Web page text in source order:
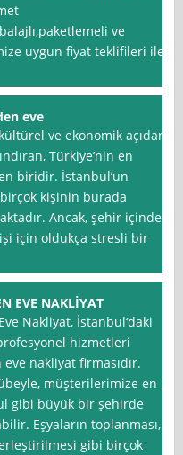
ve
uygun fiyat teklifileri ile
eve
ve ekonomik açıdan
Türkiye’nin en
biridir. İstanbul’un
kişinin burada
Ancak, şehir içinde
için oldukça stresli bir
EVE NAKLİYAT
Nakliyat, İstanbul‘daki
hizmetleri
nakliyat firmasıdır.
müşterilerimize en
gibi büyük bir şehirde
Eşyaların toplanması,
gibi birçok